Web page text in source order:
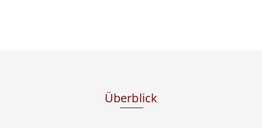
Überblick